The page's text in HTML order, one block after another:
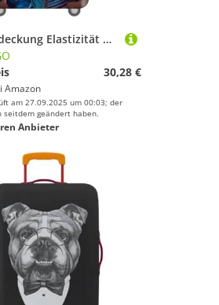
Gepäckabdeckung Elastizität Gepäckschutzhüllen Geeignet for 18-32 Zoll verdickter Trolley Koffer Staubschutz für Drinnen Draußen(Mix Color E,XL)
30,28 €
Amazon
am 27.09.2025 um 00:03; der
seitdem geändert haben.
Anbieter